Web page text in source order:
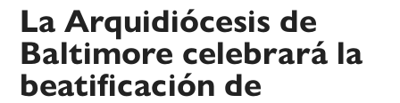
La Arquidiócesis de
Baltimore celebrará la
beatificación de